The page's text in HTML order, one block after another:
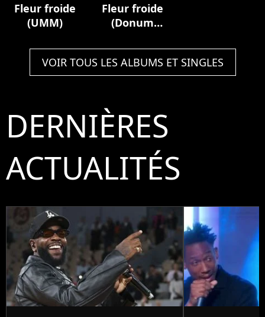
Fleur froide
(UMM)
Fleur froide
(Donum
VOIR TOUS LES ALBUMS ET SINGLES
DERNIÈRES
ACTUALITÉS